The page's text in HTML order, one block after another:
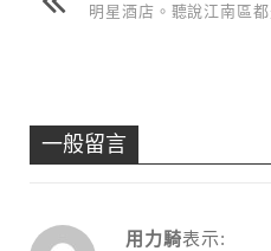
明星酒店。聽說江南區
一般留言
用力騎表示: